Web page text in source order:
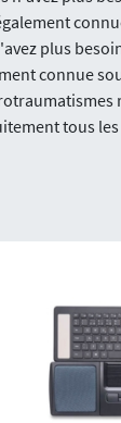
plus
connue
tous